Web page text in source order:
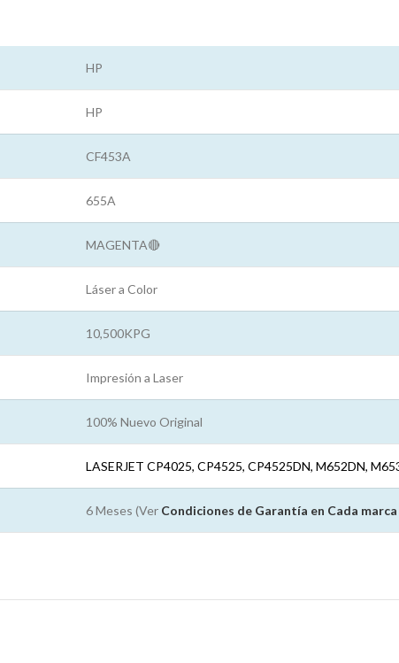
HP
HP
CF453A
655A
MAGENTA🔴
Láser a Color
10,500KPG
Impresión a Laser
100% Nuevo Original
LASERJET CP4025, CP4525, CP4525DN, M652DN,
6 Meses (Ver Condiciones de Garantía en Cada marca